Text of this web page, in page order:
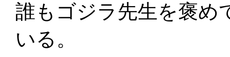
誰もゴジラ先生を褒め
いる。